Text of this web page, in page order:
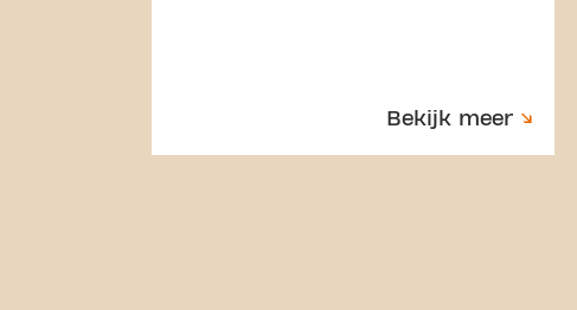
Bekijk meer